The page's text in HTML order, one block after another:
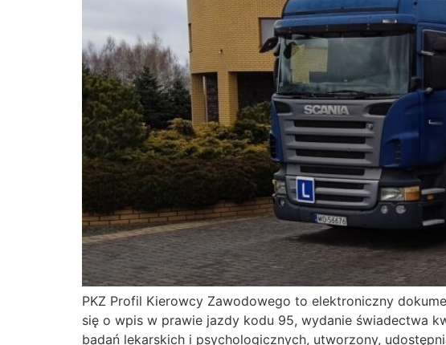
PKZ Profil Kierowcy Zawodowego to elektroniczny
się o wpis w prawie jazdy kodu 95, wydanie świadectwa
badań lekarskich i psychologicznych, utworzony,